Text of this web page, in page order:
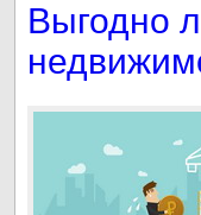
Выгодно